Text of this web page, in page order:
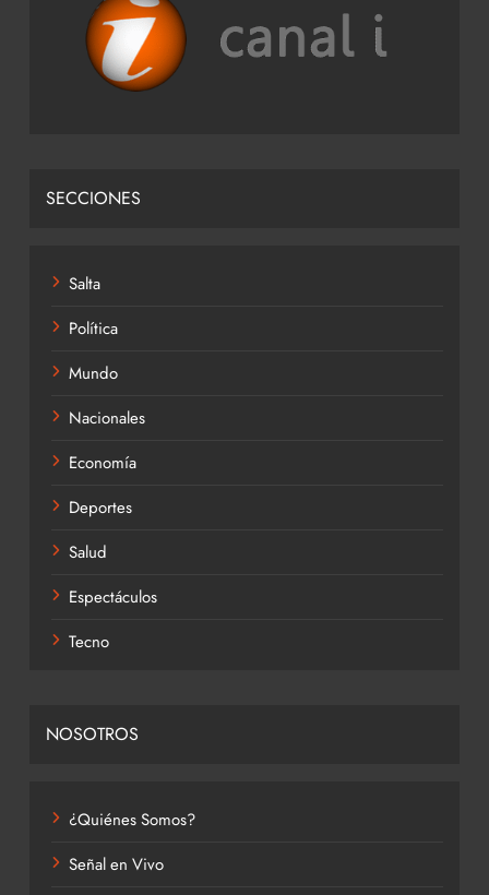
SECCIONES
Salta
Política
Mundo
Nacionales
Economía
Deportes
Salud
Espectáculos
Tecno
NOSOTROS
¿Quiénes Somos?
Señal en Vivo